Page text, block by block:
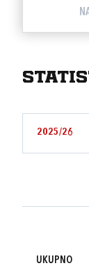
2025/26
UKUPNO